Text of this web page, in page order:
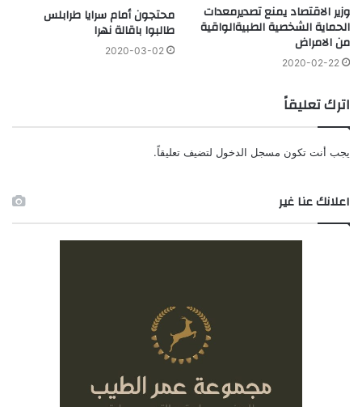
وزير الاقتصاد يمنع تصديرمعدات
الحماية الشخصية الطبيةالواقية
من الامراض
2020-02-22
محتجون أمام سرايا طرابلس
طالبوا باقالة نهرا
2020-03-02
اترك تعليقاً
يجب أنت تكون مسجل الدخول لتضيف تعليقاً.
اعلانك عنا غير